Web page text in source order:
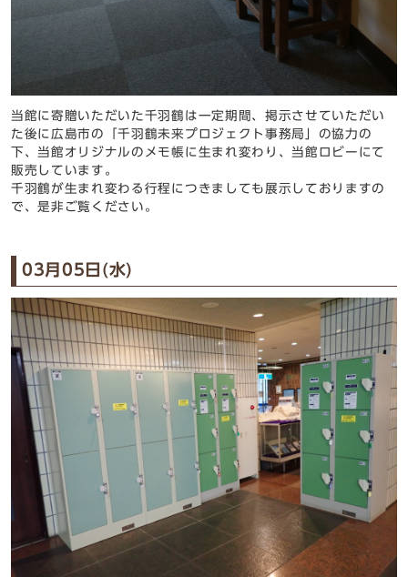
当館に寄贈いただいた千羽鶴は一定期間、掲示させていただい
た後に広島市の「千羽鶴未来プロジェクト事務局」の協力の
下、当館オリジナルのメモ帳に生まれ変わり、当館ロビーにて
販売しています。
千羽鶴が生まれ変わる行程につきましても展示しておりますの
で、是非ご覧ください。
03月05日(水)